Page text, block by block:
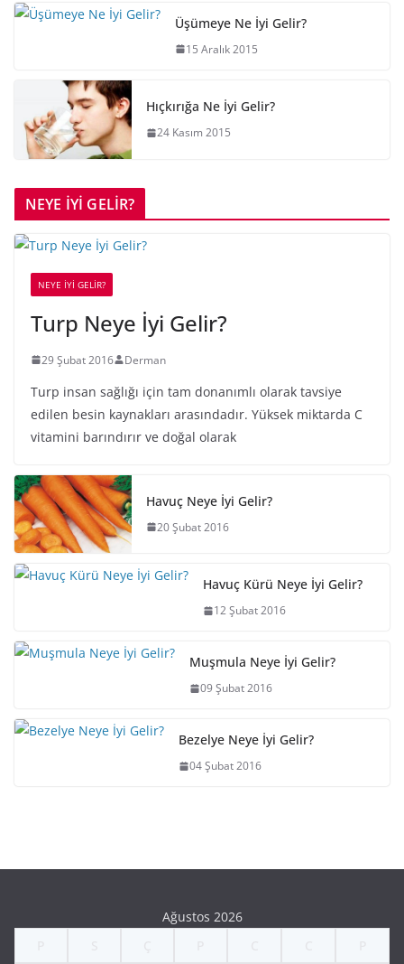
Üşümeye Ne İyi Gelir?
15 Aralık 2015
Hıçkırığa Ne İyi Gelir?
24 Kasım 2015
NEYE İYİ GELİR?
NEYE İYİ GELİR?
Turp Neye İyi Gelir?
29 Şubat 2016 Derman
Turp insan sağlığı için tam donanımlı olarak tavsiye
edilen besin kaynakları arasındadır. Yüksek miktarda C
vitamini barındırır ve doğal olarak
Havuç Neye İyi Gelir?
20 Şubat 2016
Havuç Kürü Neye İyi Gelir?
12 Şubat 2016
Muşmula Neye İyi Gelir?
09 Şubat 2016
Bezelye Neye İyi Gelir?
04 Şubat 2016
Ağustos 2026